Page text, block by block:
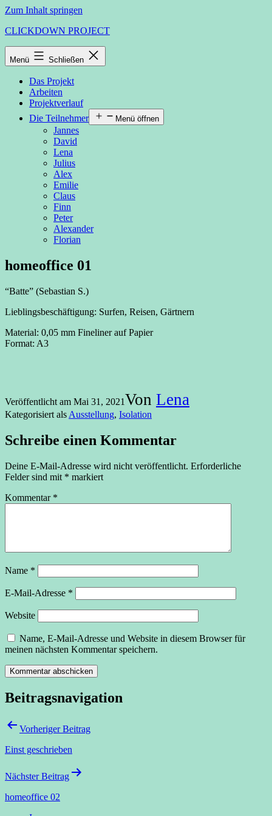
Zum Inhalt springen
CLICKDOWN PROJECT
Menü Schließen
Das Projekt
Arbeiten
Projektverlauf
Die Teilnehmer
Menü öffnen
Jannes
David
Lena
Julius
Alex
Emilie
Claus
Finn
Peter
Alexander
Florian
homeoffice 01
“Batte” (Sebastian S.)
Lieblingsbeschäftigung: Surfen, Reisen, Gärtnern
Material: 0,05 mm Fineliner auf Papier
Format: A3
Veröffentlicht am Mai 31, 2021Von Lena
Kategorisiert als Ausstellung, Isolation
Schreibe einen Kommentar
Deine E-Mail-Adresse wird nicht veröffentlicht. Erforderliche
Felder sind mit * markiert
Kommentar *
Name *
E-Mail-Adresse *
Website
Name, E-Mail-Adresse und Website in diesem Browser für
meinen nächsten Kommentar speichern.
Beitragsnavigation
Vorheriger Beitrag
Einst geschrieben
Nächster Beitrag
homeoffice 02